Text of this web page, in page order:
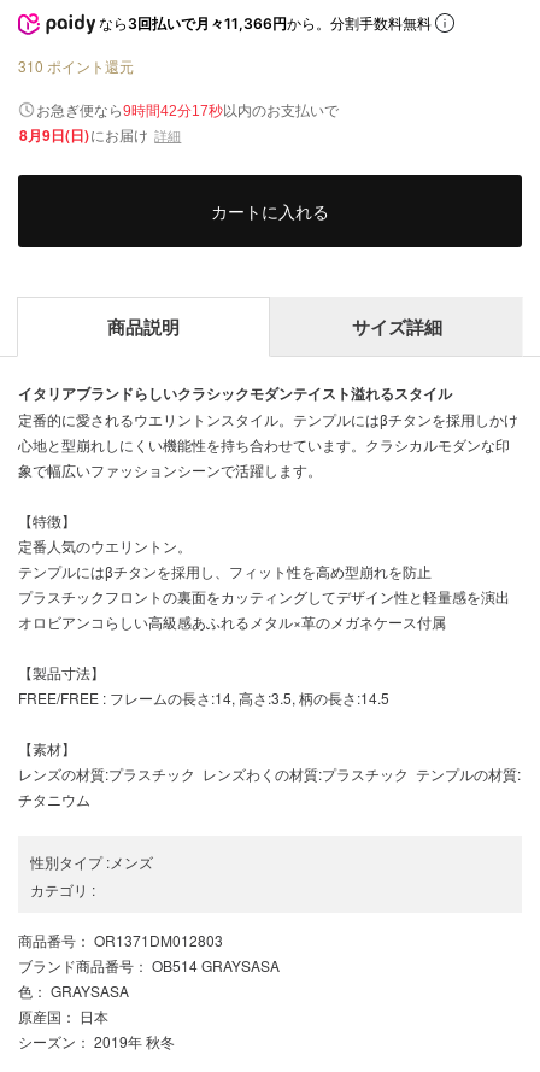
なら 3回払いで月々11,366円から。分割手数料無料
310 ポイント還元
お急ぎ便なら9時間42分17秒以内のお支払いで
8月9日(日)にお届け 詳細
カートに入れる
商品説明 サイズ詳細
イタリアブランドらしいクラシックモダンテイスト溢れるスタイル
定番的に愛されるウエリントンスタイル。テンプルにはβチタンを採用しかけ
心地と型崩れしにくい機能性を持ち合わせています。クラシカルモダンな印
象で幅広いファッションシーンで活躍します。
【特徴】
定番人気のウエリントン。
テンプルにはβチタンを採用し、フィット性を高め型崩れを防止
プラスチックフロントの裏面をカッティングしてデザイン性と軽量感を演出
オロビアンコらしい高級感あふれるメタル×革のメガネケース付属
【製品寸法】
FREE/FREE : フレームの長さ:14, 高さ:3.5, 柄の長さ:14.5
【素材】
レンズの材質:プラスチック レンズわくの材質:プラスチック テンプルの材質:
チタニウム
性別タイプ:メンズ
カテゴリ :
商品番号 ： OR1371DM012803
ブランド商品番号 ： OB514 GRAYSASA
色 ： GRAYSASA
原産国 ： 日本
シーズン ： 2019年 秋冬